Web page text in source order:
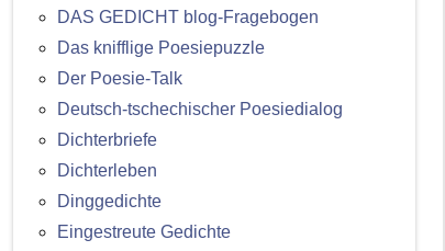
DAS GEDICHT blog-Fragebogen
Das knifflige Poesiepuzzle
Der Poesie-Talk
Deutsch-tschechischer Poesiedialog
Dichterbriefe
Dichterleben
Dinggedichte
Eingestreute Gedichte